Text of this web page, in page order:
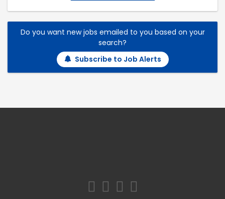
Do you want new jobs emailed to you based on your
search?
Subscribe to Job Alerts